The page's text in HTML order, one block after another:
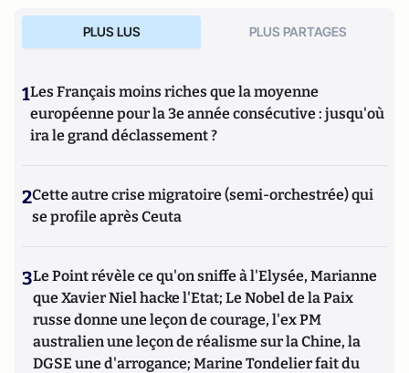
PLUS LUS PLUS PARTAGES
1Les Français moins riches que la moyenne
européenne pour la 3e année consécutive : jusqu'où
ira le grand déclassement ?
2Cette autre crise migratoire (semi-orchestrée) qui
se profile après Ceuta
3Le Point révèle ce qu'on sniffe à l'Elysée, Marianne
que Xavier Niel hacke l'Etat; Le Nobel de la Paix
russe donne une leçon de courage, l'ex PM
australien une leçon de réalisme sur la Chine, la
DGSE une d'arrogance; Marine Tondelier fait du